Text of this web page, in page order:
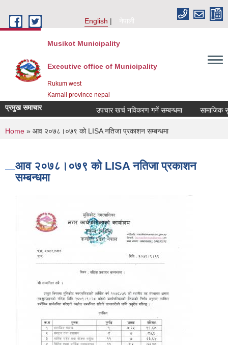
English
नेपाली
Musikot Municipality
Executive office of Municipality
Rukum west
Karnali province nepal
प्रमुख समाचार उपचार खर्च नविकरण गर्ने सम्बन्धमा
You are here
Home » आव २०७८।०७९ को LISA नतिजा प्रकाशन सम्बन्धमा
आव २०७८।०७९ को LISA नतिजा प्रकाशन
सम्बन्धमा